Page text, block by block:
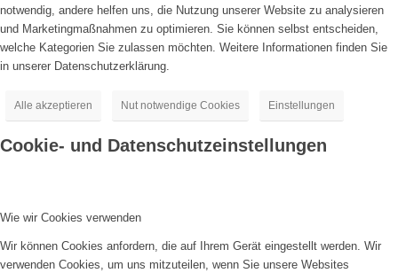
notwendig, andere helfen uns, die Nutzung unserer Website zu analysieren
und Marketingmaßnahmen zu optimieren. Sie können selbst entscheiden,
welche Kategorien Sie zulassen möchten. Weitere Informationen finden Sie
in unserer Datenschutzerklärung.
Alle akzeptieren Nut notwendige Cookies Einstellungen
Cookie- und Datenschutzeinstellungen
Wie wir Cookies verwenden
Wir können Cookies anfordern, die auf Ihrem Gerät eingestellt werden. Wir
verwenden Cookies, um uns mitzuteilen, wenn Sie unsere Websites